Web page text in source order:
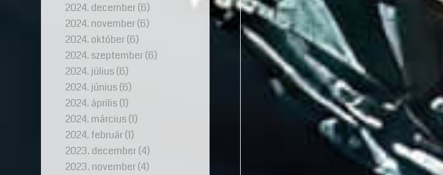
2024. december(6)
2024. november(6)
2024. október(6)
2024. szeptember(6)
2024. július(6)
2024. június(6)
2024. április(1)
2024. március(1)
2024. február(1)
2023. december(4)
2023. november(4)